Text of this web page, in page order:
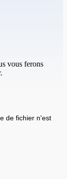
vous ferons
de fichier n'est